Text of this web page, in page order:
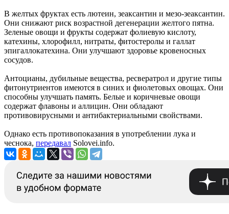
В желтых фруктах есть лютеин, зеаксантин и мезо-зеаксантин.
Они снижают риск возрастной дегенерации желтого пятна.
Зеленые овощи и фрукты содержат фолиевую кислоту,
катехины, хлорофилл, нитраты, фитостеролы и галлат
эпигаллокатехина. Они улучшают здоровье кровеносных
сосудов.
Антоцианы, дубильные вещества, ресвератрол и другие типы
фитонутриентов имеются в синих и фиолетовых овощах. Они
способны улучшать память. Белые и коричневые овощи
содержат флавоны и аллицин. Они обладают
противовирусными и антибактериальными свойствами.
Однако есть противопоказания в употреблении лука и
чеснока, передавал Solovei.info.